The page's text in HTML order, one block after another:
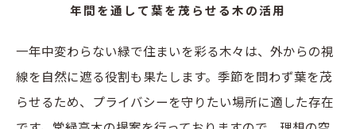
年間を通して葉を茂らせる木の活用
一年中変わらない緑で住まいを彩る木々は、外からの視
線を自然に遮る役割も果たします。季節を問わず葉を茂
らせるため、プライバシーを守りたい場所に適した存在